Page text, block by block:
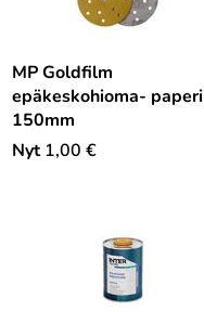
MP Goldfilm
epäkeskohioma- paperi
150mm
Nyt 1,00 €